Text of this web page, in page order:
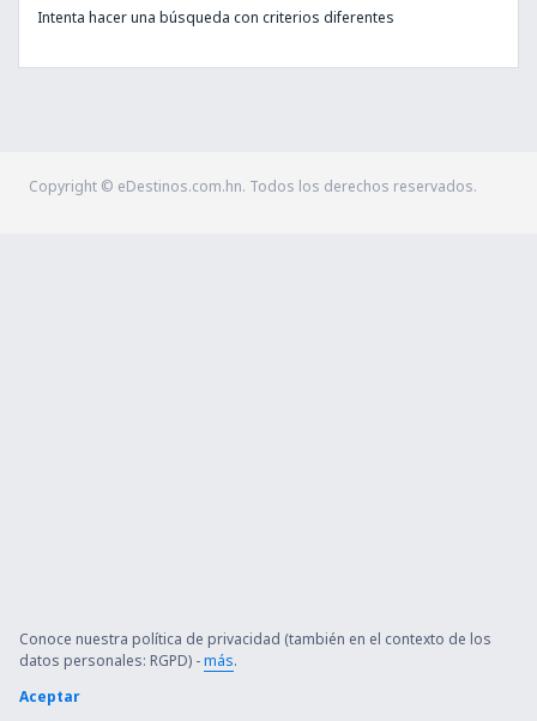
Intenta hacer una búsqueda con criterios diferentes
Copyright © eDestinos.com.hn. Todos los derechos reservados.
Conoce nuestra política de privacidad (también en el contexto de los
datos personales: RGPD) -más.
Aceptar